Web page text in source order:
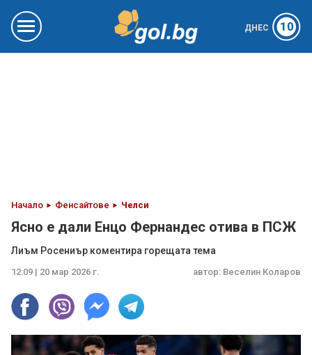
ДНЕС 10
Начало Фенсайтове Челси
Ясно е дали Енцо Фернандес отива в ПСЖ
Лиъм Росениър коментира горещата тема
12:09 | 20 мар 2026 г. автор: Веселин Коларов